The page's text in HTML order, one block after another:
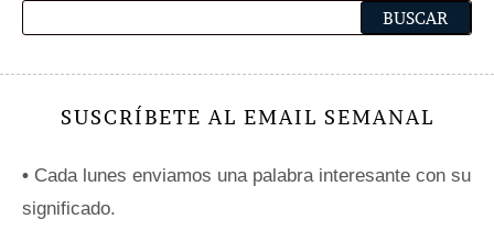
SUSCRÍBETE AL EMAIL SEMANAL
• Cada lunes enviamos una palabra interesante con su
significado.